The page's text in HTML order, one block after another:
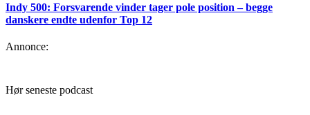
Indy 500: Forsvarende vinder tager pole position – begge
danskere endte udenfor Top 12
Annonce:
Hør seneste podcast